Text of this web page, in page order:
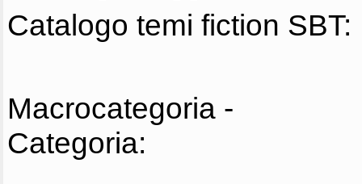
Catalogo temi fiction SBT:
Macrocategoria -
Categoria: